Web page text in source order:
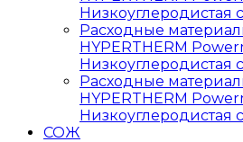
Низкоуглеродистая
Расходные
HYPERTHERM
Низкоуглеродистая
Расходные
HYPERTHERM
Низкоуглеродистая
СОЖ